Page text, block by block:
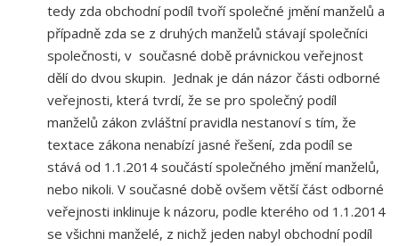
tedy zda obchodní podíl tvoří společné jmění manželů a
případně zda se z druhých manželů stávají společníci
společnosti, v současné době právnickou veřejnost
dělí do dvou skupin. Jednak je dán názor části odborné
veřejnosti, která tvrdí, že se pro společný podíl
manželů zákon zvláštní pravidla nestanoví s tím, že
textace zákona nenabízí jasné řešení, zda podíl se
stává od 1.1.2014 součástí společného jmění manželů,
nebo nikoli. V současné době ovšem větší část odborné
veřejnosti inklinuje k názoru, podle kterého od 1.1.2014
se všichni manželé, z nichž jeden nabyl obchodní podíl